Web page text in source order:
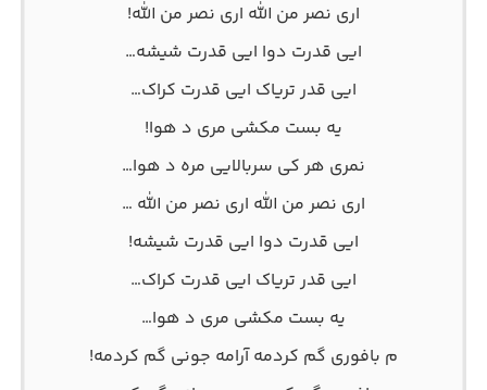
اری نصر من الله اری نصر من الله!
ایی قدرت دوا ایی قدرت شیشه…
ایی قدر تریاک ایی قدرت کراک…
یه بست مکشی مری د هوا!
نمری هر کی سربالایی مره د هوا…
اری نصر من الله اری نصر من الله …
ایی قدرت دوا ایی قدرت شیشه!
ایی قدر تریاک ایی قدرت کراک…
یه بست مکشی مری د هوا…
م بافوری گم کردمه آرامه جونی گم کردمه!